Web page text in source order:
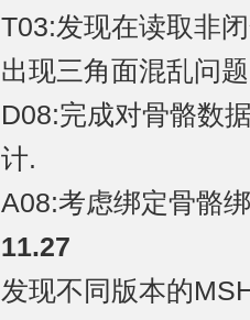
T03:发现在读取非
出现三角面混乱问
D08:完成对骨骼数
计.
A08:考虑绑定骨骼
11.27
发现不同版本的